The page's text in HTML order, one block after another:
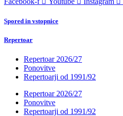
Spored in vstopnice
Repertoar
Repertoar 2026/27
Ponovitve
Repertoarji od 1991/92
Repertoar 2026/27
Ponovitve
Repertoarji od 1991/92